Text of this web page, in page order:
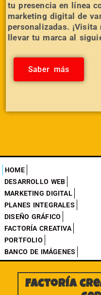
tu presencia en línea
marketing digital de
personalizadas.
llevar tu marca al
Saber más
HOME
DESARROLLO WEB
MARKETING DIGITAL
PLANES INTEGRALES
DISEÑO GRÁFICO
FACTORÍA CREATIVA
PORTFOLIO
BANCO DE IMÁGENES
Factoría